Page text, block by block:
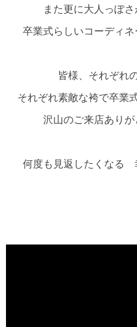
また更に大人っぽ
卒業式らしいコーディ
皆様、それぞれ
それぞれ素敵な袴で卒業
沢山のご来店あり
何度も見返したくなる